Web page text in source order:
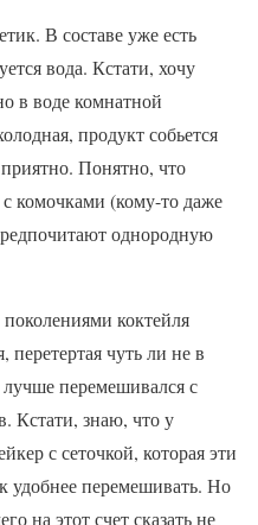
В составе уже есть
вода. Кстати, хочу
в воде комнатной
продукт собьется
Понятно, что
комочками (кому-то даже
однородную
коктейля
перетертая чуть ли не в
перемешивался с
Кстати, знаю, что у
с сеточкой, которая эти
удобнее перемешивать. Но
на этот счет сказать не